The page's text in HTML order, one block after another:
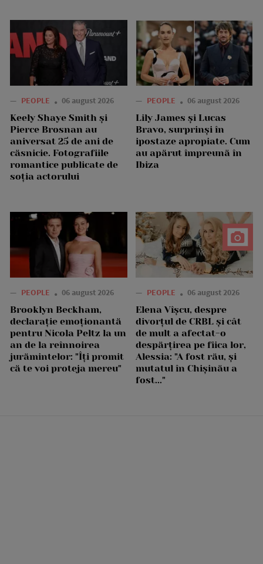
— PEOPLE 06 august 2026
Keely Shaye Smith și
Pierce Brosnan au
aniversat 25 de ani de
căsnicie. Fotografiile
romantice publicate de
soția actorului
— PEOPLE 06 august 2026
Lily James și Lucas
Bravo, surprinși în
ipostaze apropiate. Cum
au apărut împreună în
Ibiza
— PEOPLE 06 august 2026
Brooklyn Beckham,
declarație emoționantă
pentru Nicola Peltz la un
an de la reînnoirea
jurămintelor: "Îți promit
că te voi proteja mereu"
— PEOPLE 06 august 2026
Elena Vîșcu, despre
divorțul de CRBL și cât
de mult a afectat-o
despărțirea pe fiica lor,
Alessia: "A fost rău, și
mutatul în Chișinău a
fost..."